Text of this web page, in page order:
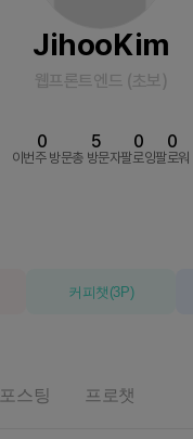
JihooKim
웹프론트엔드 (초보)
이번주 방문
0
총 방문자
5
팔로잉
0
팔로워
0
커피챗 (3P)
포스팅 프로챗